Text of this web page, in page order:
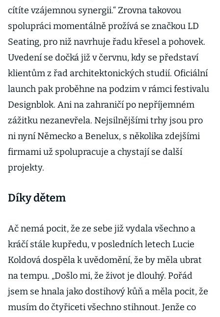
cítíte vzájemnou synergii.“ Zrovna takovou
spolupráci momentálně prožívá se značkou LD
Seating, pro niž navrhuje řadu křesel a pohovek.
Uvedení se dočká již v červnu, kdy se představí
klientům z řad architektonických studií. Oficiální
launch pak proběhne na podzim v rámci festivalu
Designblok. Ani na zahraničí po nepříjemném
zážitku nezanevřela. Nejsilnějšími trhy jsou pro
ni nyní Německo a Benelux, s několika zdejšími
firmami už spolupracuje a chystají se další
projekty.
Díky dětem
Ač nemá pocit, že ze sebe již vydala všechno a
kráčí stále kupředu, v posledních letech Lucie
Koldová dospěla k uvědomění, že by měla ubrat
na tempu. „Došlo mi, že život je dlouhý. Pořád
jsem se hnala jako dostihový kůň a měla pocit, že
musím do čtyřiceti všechno stihnout. Jenže co